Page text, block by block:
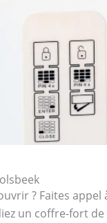
? Faites appel
un coffre-fort